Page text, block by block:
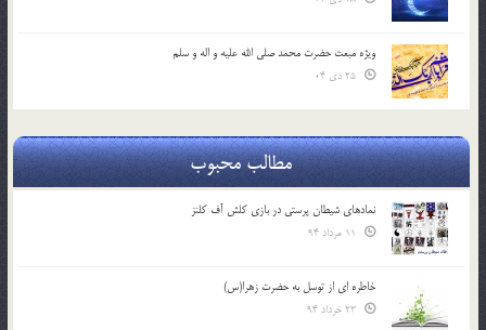
ویژه مبعث حضرت محمد صلی الله علیه و اله و سلم
مطالب محبوب
نمادهای شیطان پرستی در بازی کلش آف کلنز
خاطره ای از توسل به حضرت زهرا(س)